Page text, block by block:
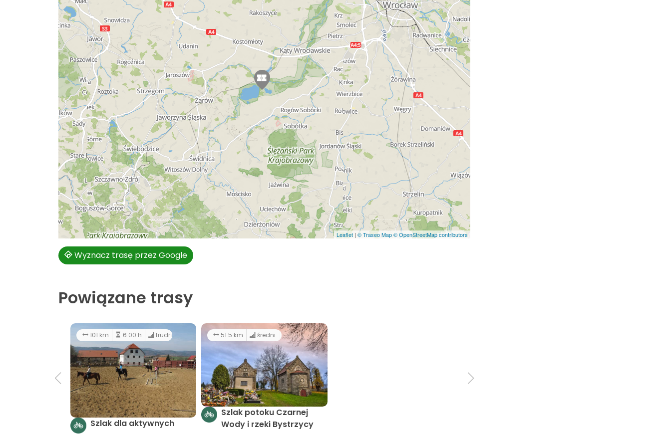
Leaflet | © Traseo Map© OpenStreetMap contributors
Wyznacz trasę przez Google
Powiązane trasy
101 km 6:00 h trudny
Szlak dla aktywnych
51.5 km średni
Szlak potoku Czarnej
Wody i rzeki Bystrzycy